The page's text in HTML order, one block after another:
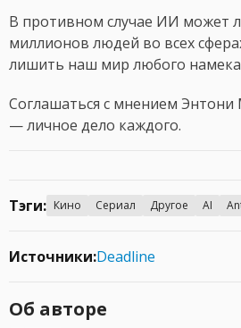
В противном случае ИИ может
миллионов людей во всех
лишить наш мир любого намека
Соглашаться с мнением Энтони
— личное дело каждого.
Тэги: Кино Сериал Другое AI
Источники:Deadline
Об авторе